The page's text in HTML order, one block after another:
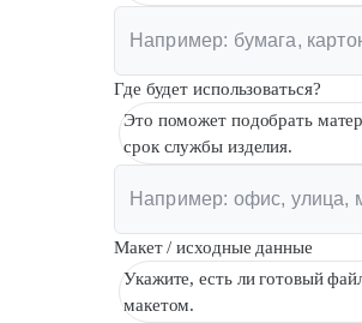
Где будет использоваться?
Это поможет подобрать
срок службы изделия.
Макет / исходные данные
Укажите, есть ли готовый
макетом.